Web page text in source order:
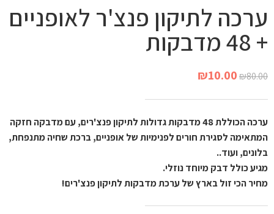
ערכה לתיקון פנצ'ר לאופניים
+ 48 מדבקות
₪80.00
₪10.00
ערכה הכוללת 48 מדבקות גדולות לתיקון פנצ'רים, עם מדבקה חזקה
המתאימה לסגירת חורים לפנימיות של אופניים, ברכת שחיה מתנפחת,
בלונים, ועוד..
מגיע כולל דבק מיוחד נוזלי.
מחיר הכי זול בארץ של ערכת מדבקות לתיקון פנצ'רים!